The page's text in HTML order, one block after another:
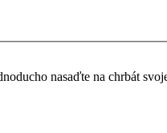
nasaďte na chrbát